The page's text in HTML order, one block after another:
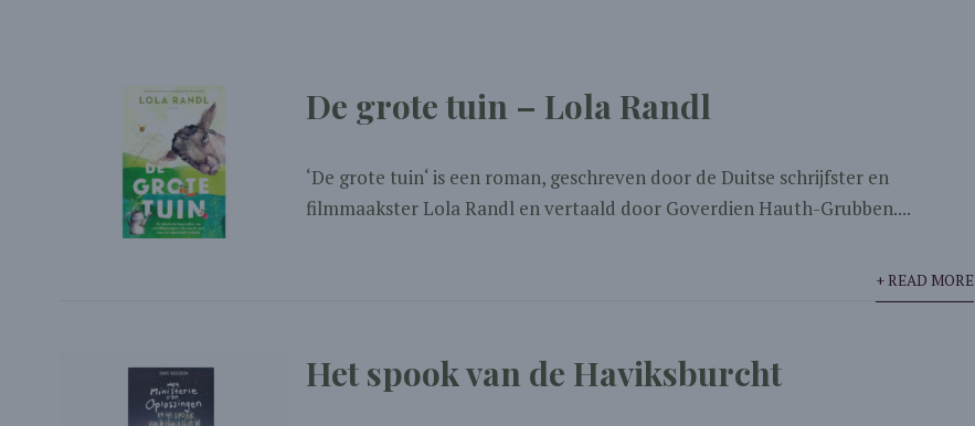
De grote tuin – Lola Randl
‘De grote tuin‘ is een roman, geschreven door de Duitse schrijfster en
filmmaakster Lola Randl en vertaald door Goverdien Hauth-Grubben....
+ READ MORE
Het spook van de Haviksburcht